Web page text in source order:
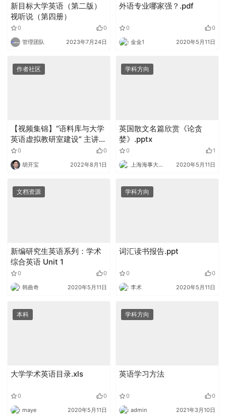
新目标大学英语（第二版）
视听说（第四册）
0 0
管理团队 2023年7月24日
外语专业哪家强？.pdf
0 0
金金1 2020年5月11日
作者社区
【视频集锦】“语料库与大学
英语虚拟教研室建设” 主讲
人：张艳玲 教授
0 0
胡开宝 2022年8月1日
学科方向
英国散文名篇欣赏《论贪
婪》.pptx
0 1
上海海事大学外语 2020年5月11日
文档资源
新编研究生英语系列：学术
综合英语 Unit 1
0 0
韩曲奇 2020年5月11日
学科方向
词汇读书报告.ppt
0 0
李术 2020年5月11日
本科
大学学术英语目录.xls
0 0
maye 2020年5月11日
学科方向
英语学习方法
0 0
admin 2021年3月10日